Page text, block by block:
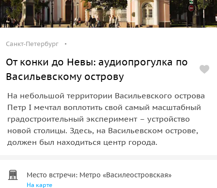
Санкт-Петербург
От конки до Невы: аудиопрогулка по
Васильевскому острову
На небольшой территории Васильевского острова
Петр I мечтал воплотить свой самый масштабный
градостроительный эксперимент – устройство
новой столицы. Здесь, на Васильевском острове,
должен был находиться центр города.
Место встречи: Метро «Василеостровская»
На карте